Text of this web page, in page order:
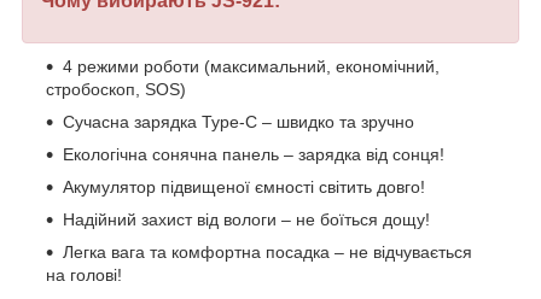
4 режими роботи (максимальний, економічний,
стробоскоп, SOS)
Сучасна зарядка Type-C – швидко та зручно
Екологічна сонячна панель – зарядка від сонця!
Акумулятор підвищеної ємності світить довго!
Надійний захист від вологи – не боїться дощу!
Легка вага та комфортна посадка – не відчувається
на голові!